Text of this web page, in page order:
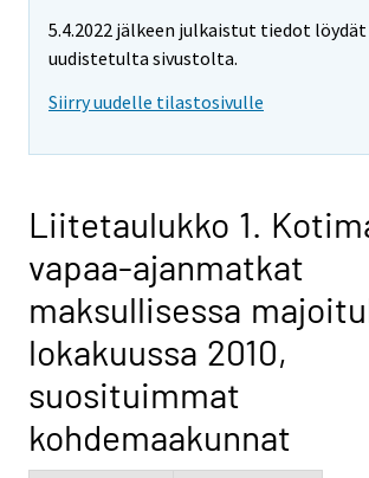
5.4.2022 jälkeen julkaistut tiedot löydät
uudistetulta sivustolta.
Siirry uudelle tilastosivulle
Liitetaulukko 1.
vapaa-ajanmatkat
maksullisessa
lokakuussa 2010,
suosituimmat
kohdemaakunnat